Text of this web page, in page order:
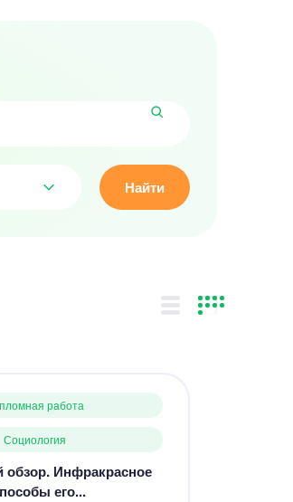
Найти
работа
Социология
обзор. Инфракрасное
его...